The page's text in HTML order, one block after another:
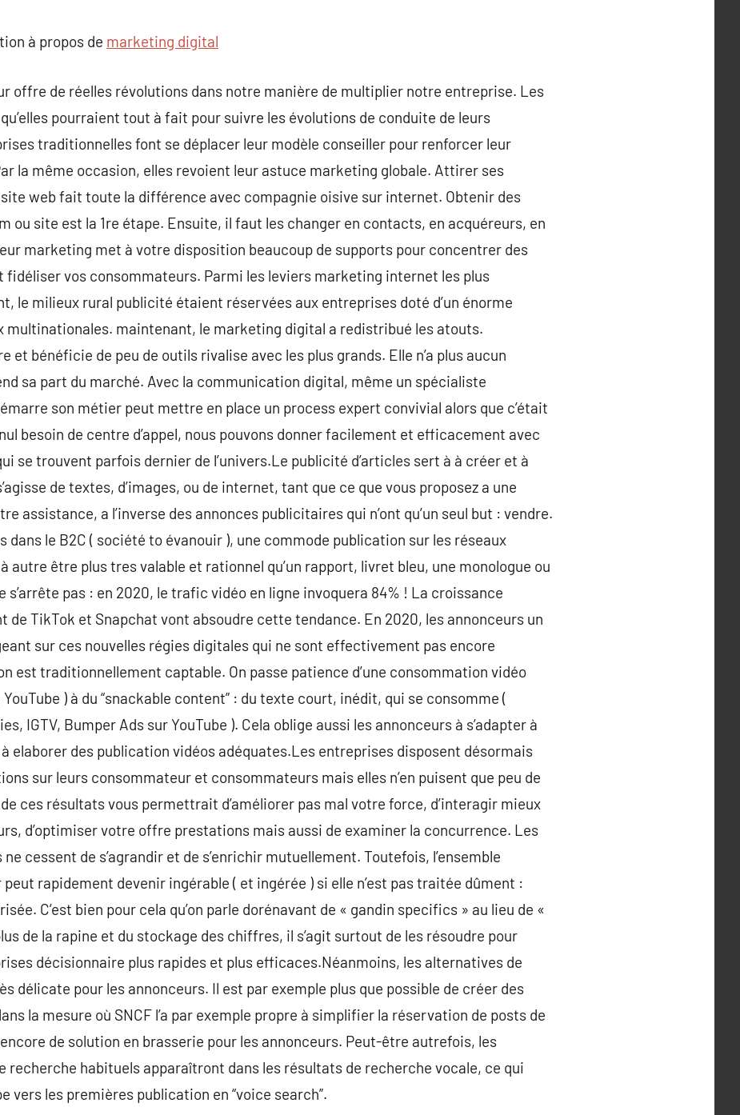
à propos de marketing digital
offre de réelles révolutions dans notre manière de multiplier notre entreprise. Les
pourraient tout à fait pour suivre les évolutions de conduite de leurs
traditionnelles font se déplacer leur modèle conseiller pour renforcer leur
la même occasion, elles revoient leur astuce marketing globale. Attirer ses
web fait toute la différence avec compagnie oisive sur internet. Obtenir des
ou site est la 1re étape. Ensuite, il faut les changer en contacts, en acquéreurs, en
marketing met à votre disposition beaucoup de supports pour concentrer des
fidéliser vos consommateurs. Parmi les leviers marketing internet les plus
le milieux rural publicité étaient réservées aux entreprises doté d’un énorme
multinationales. maintenant, le marketing digital a redistribué les atouts.
et bénéficie de peu de outils rivalise avec les plus grands. Elle n’a plus aucun
sa part du marché. Avec la communication digital, même un spécialiste
son métier peut mettre en place un process expert convivial alors que c’était
besoin de centre d’appel, nous pouvons donner facilement et efficacement avec
se trouvent parfois dernier de l’univers.Le publicité d’articles sert à à créer et à
de textes, d’images, ou de internet, tant que ce que vous proposez a une
assistance, a l’inverse des annonces publicitaires qui n’ont qu’un seul but : vendre.
dans le B2C ( société to évanouir ), une commode publication sur les réseaux
autre être plus tres valable et rationnel qu’un rapport, livret bleu, une monologue ou
s’arrête pas : en 2020, le trafic vidéo en ligne invoquera 84% ! La croissance
de TikTok et Snapchat vont absoudre cette tendance. En 2020, les annonceurs un
sur ces nouvelles régies digitales qui ne sont effectivement pas encore
est traditionnellement captable. On passe patience d’une consommation vidéo
YouTube ) à du “snackable content” : du texte court, inédit, qui se consomme (
IGTV, Bumper Ads sur YouTube ). Cela oblige aussi les annonceurs à s’adapter à
elaborer des publication vidéos adéquates.Les entreprises disposent désormais
sur leurs consommateur et consommateurs mais elles n’en puisent que peu de
de ces résultats vous permettrait d’améliorer pas mal votre force, d’interagir mieux
d’optimiser votre offre prestations mais aussi de examiner la concurrence. Les
cessent de s’agrandir et de s’enrichir mutuellement. Toutefois, l’ensemble
rapidement devenir ingérable ( et ingérée ) si elle n’est pas traitée dûment :
C’est bien pour cela qu’on parle dorénavant de « gandin specifics » au lieu de «
de la rapine et du stockage des chiffres, il s’agit surtout de les résoudre pour
décisionnaire plus rapides et plus efficaces.Néanmoins, les alternatives de
délicate pour les annonceurs. Il est par exemple plus que possible de créer des
la mesure où SNCF l’a par exemple propre à simplifier la réservation de posts de
encore de solution en brasserie pour les annonceurs. Peut-être autrefois, les
recherche habituels apparaîtront dans les résultats de recherche vocale, ce qui
vers les premières publication en “voice search”.